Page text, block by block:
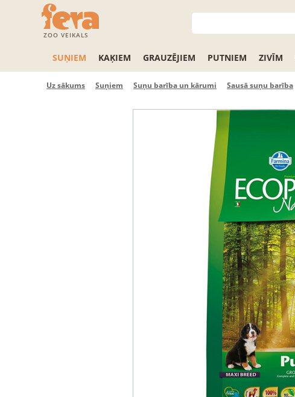
ZOO VEIKALS
SUŅIEM KAĶIEM GRAUZĒJIEM PUTNIEM ZIVĪM
Uz sākums Suņiem Suņu barība un kārumi Sausā suņu barība